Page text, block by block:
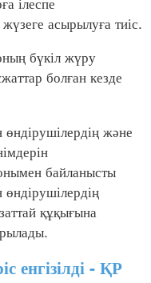
асырылуға тиіс.
бүкіл жүру
болған кезде
және
байланысты
құқығына
енгізілді - ҚР